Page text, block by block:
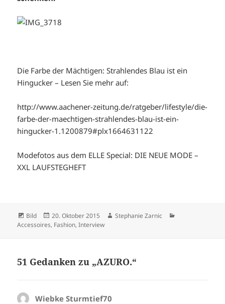
Die Farbe der Mächtigen: Strahlendes Blau ist ein
Hingucker – Lesen Sie mehr auf:
http://www.aachener-zeitung.de/ratgeber/lifestyle/die-
farbe-der-maechtigen-strahlendes-blau-ist-ein-
hingucker-1.1200879#plx1664631122
Modefotos aus dem ELLE Special: DIE NEUE MODE –
XXL LAUFSTEGHEFT
Format
Bild
Veröffentlicht
am
20. Oktober 2015 Autor
Stephanie Zarnic
Accessoires, Fashion,Interview
51 Gedanken zu „AZURO.“
Wiebke Sturmtief70